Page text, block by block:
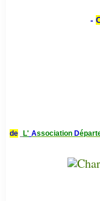
-
de
L' Association D